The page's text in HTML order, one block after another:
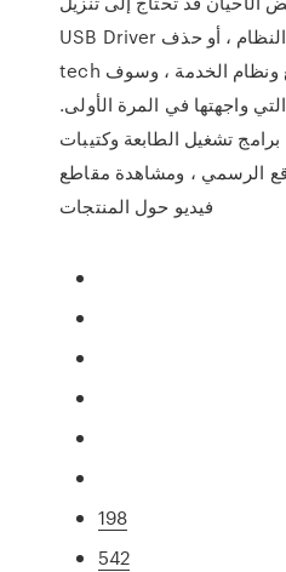
USB Driver يدويًا بسبب خلل النظام ، أو حذف rongta
tech لديها فريق كامل بعد البيع ونظام الخدمة ، وسوف
واجهتها في المرة الأولى.
تشغيل الطابعة وكتيبات
الرسمي ، ومشاهدة مقاطع
فيديو حول المنتجات
198
542